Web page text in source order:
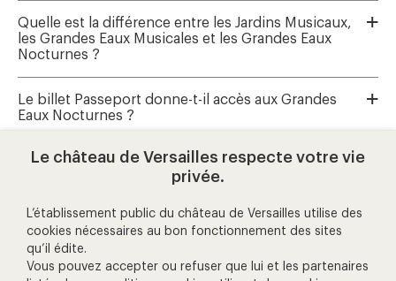
Quelle est la différence entre les Jardins Musicaux,
les Grandes Eaux Musicales et les Grandes Eaux
Nocturnes ?
Le billet Passeport donne-t-il accès aux Grandes
Eaux Nocturnes ?
Où réserver les Grandes Eaux Musicales et les
aide et contact
Le château de Versailles respecte votre vie
privée.
L’établissement public du château de Versailles utilise des
cookies nécessaires au bon fonctionnement des sites
qu’il édite.
Vous pouvez accepter ou refuser que lui et les partenaires